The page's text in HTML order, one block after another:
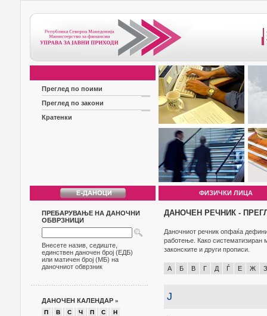
Преглед по поими
Преглед по закони
Кратенки
ФИЗИЧКИ ЛИЦА
ПРЕБАРУВАЊЕ НА ДАНОЧНИ
ОБВРЗНИЦИ
Внесете назив, седиште,
единствен даночен број (ЕДБ)
или матичен број (МБ) на
даночниот обврзник
ДАНОЧЕН КАЛЕНДАР »
П В С Ч П С
Н
ДАНОЧЕН РЕЧНИК -
Даночниот речник опфаќа
работење. Како систематизиран
законските и други прописи.
А Б В Г Д Ѓ Е Ж З
Ј